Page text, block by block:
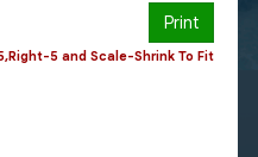
Print
5 and Scale-Shrink To Fit